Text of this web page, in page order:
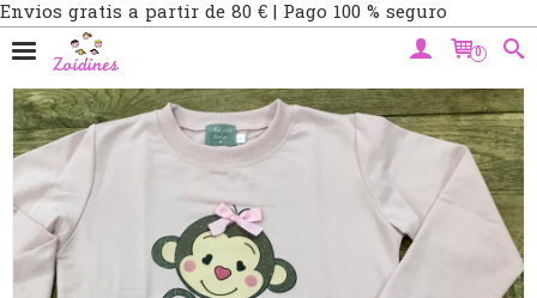
Envios gratis a partir de 80 € | Pago 100 % seguro
0